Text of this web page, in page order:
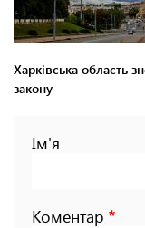
Харківська область
закону
Ім'я
Коментар